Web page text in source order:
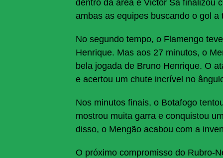
dentro da área e Victor Sá finalizou
ambas as equipes buscando o gol a
No segundo tempo, o Flamengo
Henrique. Mas aos 27 minutos, o
bela jogada de Bruno Henrique. O
e acertou um chute incrível no
Nos minutos finais, o Botafogo
mostrou muita garra e conquistou
disso, o Mengão acabou com a
O próximo compromisso do Rubro-